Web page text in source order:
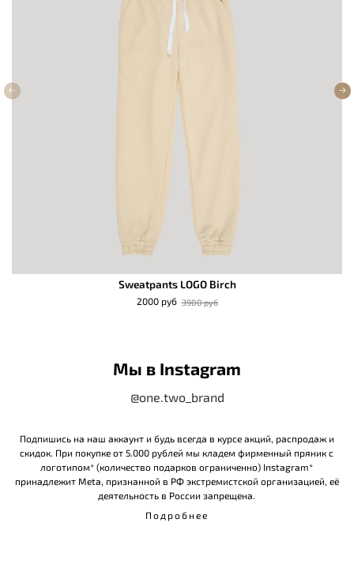
Sweatpants LOGO Birch
2000 руб 3900 руб
Мы в Instagram
@one.two_brand
Подпишись на наш аккаунт и будь всегда в курсе акций, распродаж и
скидок. При покупке от 5.000 рублей мы кладем фирменный пряник с
логотипом* (количество подарков ограниченно) Instagram*
принадлежит Meta, признанной в РФ экстремистской организацией, её
деятельность в России запрещена.
Подробнее